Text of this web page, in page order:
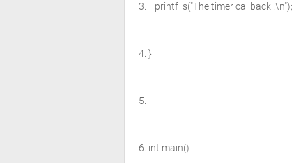
printf_s("The timer callback .\n");
}
int main()